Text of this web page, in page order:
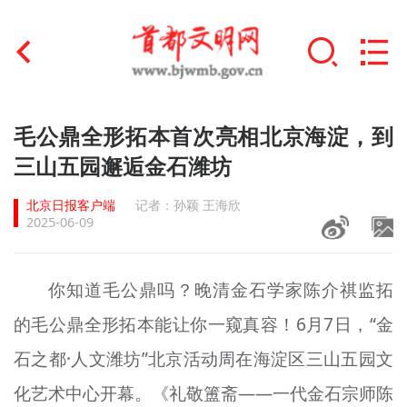
首页
文明创建
文明实践
未成年人思想道德建设
榜样人物
+
身边好人
毛公鼎全形拓本首次亮相北京海淀，到
三山五园邂逅金石潍坊
北京日报客户端
记者：孙颖 王海欣
2025-06-09
你知道毛公鼎吗？晚清金石学家陈介祺监拓
的毛公鼎全形拓本能让你一窥真容！6月7日，“金
石之都·人文潍坊”北京活动周在海淀区三山五园文
化艺术中心开幕。《礼敬簠斋——一代金石宗师陈